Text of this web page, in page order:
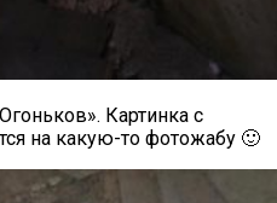
Картинка с
на какую-то фотожабу 🙂